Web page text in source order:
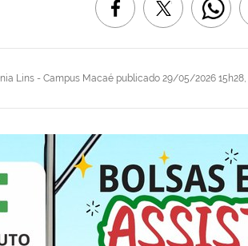
Lins - Campus Macaé publicado 29/05/2026 15h28,